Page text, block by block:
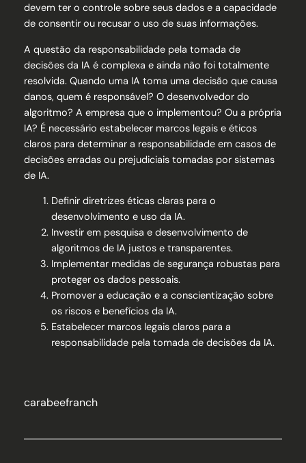
devem ter o controle sobre seus dados e a capacidade
de consentir ou recusar o uso de suas informações.
A questão da responsabilidade pela tomada de
decisões da IA é complexa e ainda não foi totalmente
resolvida. Quando uma IA toma uma decisão que causa
danos, quem é responsável? O desenvolvedor do
algoritmo? A empresa que o implementou? Ou a própria
IA? É necessário estabelecer marcos legais e éticos
claros para determinar a responsabilidade em casos de
decisões erradas ou prejudiciais tomadas por sistemas
de IA.
Definir diretrizes éticas claras para o
desenvolvimento e uso da IA.
Investir em pesquisa e desenvolvimento de
algoritmos de IA justos e transparentes.
Implementar medidas de segurança robustas para
proteger os dados pessoais.
Promover a educação e a conscientização sobre
os riscos e benefícios da IA.
Estabelecer marcos legais claros para a
responsabilidade pela tomada de decisões da IA.
carabeefranch